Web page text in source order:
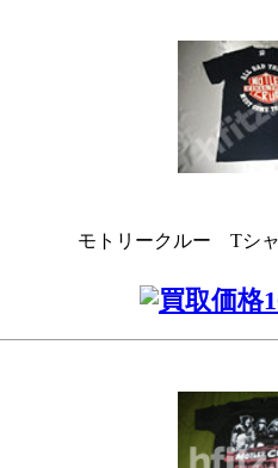
モトリークルー Tシ